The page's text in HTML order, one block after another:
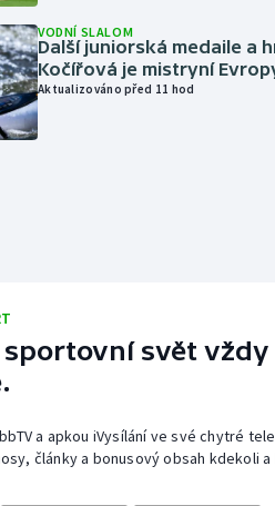
VODNÍ SLALOM
Další juniorská medaile a
Kočířová je mistryní
Aktualizováno před 11 hod
sportovní svět vždy
a apkou iVysílání ve své chytré
články a bonusový obsah kdekoli a